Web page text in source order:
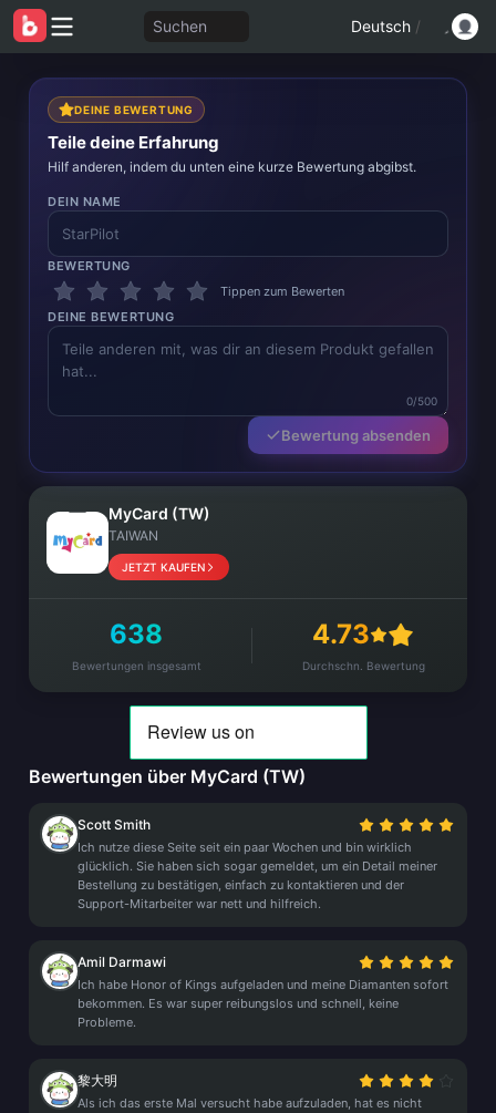
Suchen Deutsch /
DEINE BEWERTUNG
Teile deine Erfahrung
Hilf anderen, indem du unten eine kurze Bewertung abgibst.
DEIN NAME
BEWERTUNG
Tippen zum Bewerten
DEINE BEWERTUNG
0/500
Bewertung absenden
MyCard (TW)
TAIWAN
JETZT KAUFEN
638
Bewertungen insgesamt
4.73
Durchschn. Bewertung
Bewertungen über MyCard (TW)
Scott Smith
Ich nutze diese Seite seit ein paar Wochen und bin wirklich
glücklich. Sie haben sich sogar gemeldet, um ein Detail meiner
Bestellung zu bestätigen, einfach zu kontaktieren und der
Support-Mitarbeiter war nett und hilfreich.
Amil Darmawi
Ich habe Honor of Kings aufgeladen und meine Diamanten sofort
bekommen. Es war super reibungslos und schnell, keine
Probleme.
黎大明
Als ich das erste Mal versucht habe aufzuladen, hat es nicht